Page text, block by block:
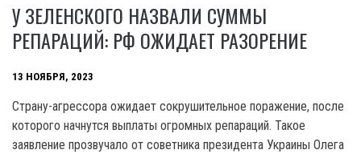
У ЗЕЛЕНСКОГО НАЗВАЛИ СУММЫ
РЕПАРАЦИЙ: РФ ОЖИДАЕТ РАЗОРЕНИЕ
13 НОЯБРЯ, 2023
Страну-агрессора ожидает сокрушительное поражение, после
которого начнутся выплаты огромных репараций. Такое
заявление прозвучало от советника президента Украины Олега